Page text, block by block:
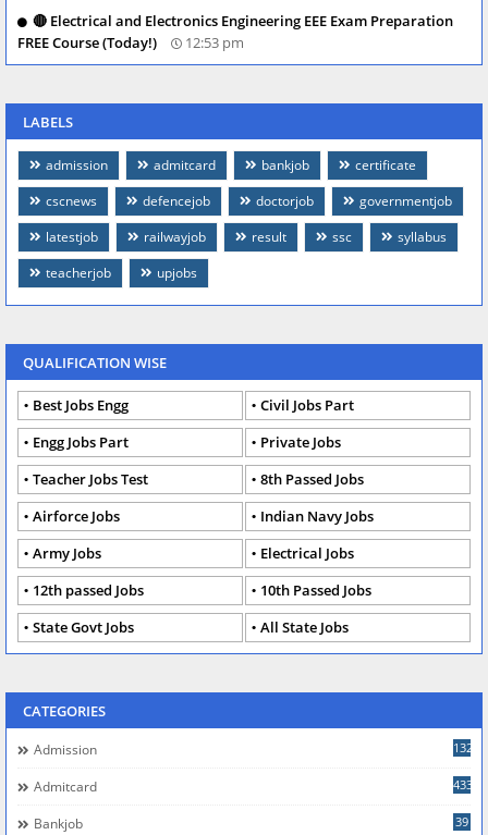
🔴 Electrical and Electronics Engineering EEE Exam Preparation
FREE Course (Today!)
12:53 pm
LABELS
admission admitcard bankjob
certificate
cscnews
defencejob doctorjob
governmentjob
latestjob
railwayjob result ssc
syllabus
teacherjob
upjobs
QUALIFICATION WISE
Best Jobs Engg
Civil Jobs Part
Engg Jobs Part
Private Jobs
Teacher Jobs Test
8th Passed Jobs
Airforce Jobs
Indian Navy Jobs
Army Jobs
Electrical Jobs
12th passed Jobs
10th Passed Jobs
State Govt Jobs
All State Jobs
CATEGORIES
Admission 132
Admitcard 433
Bankjob 39